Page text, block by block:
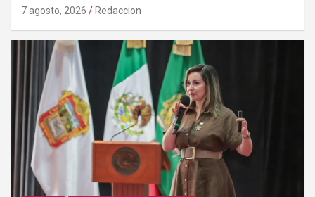
7 agosto, 2026 Redaccion